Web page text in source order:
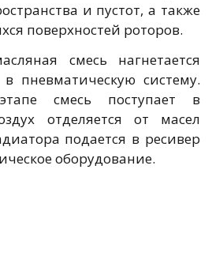
и пустот, а также
поверхностей роторов.
смесь нагнетается
пневматическую систему.
смесь поступает в
отделяется от масел
подается в ресивер
оборудование.